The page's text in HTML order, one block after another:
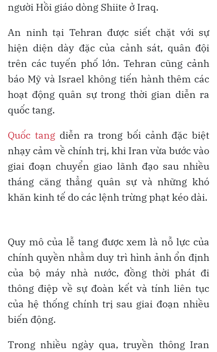
người Hồi giáo dòng Shiite ở Iraq.
An ninh tại Tehran được siết chặt với sự
hiện diện dày đặc của cảnh sát, quân đội
trên các tuyến phố lớn. Tehran cũng cảnh
báo Mỹ và Israel không tiến hành thêm các
hoạt động quân sự trong thời gian diễn ra
quốc tang.
Quốc tangdiễn ra trong bối cảnh đặc biệt
nhạy cảm về chính trị, khi Iran vừa bước vào
giai đoạn chuyển giao lãnh đạo sau nhiều
tháng căng thẳng quân sự và những khó
khăn kinh tế do các lệnh trừng phạt kéo dài.
Quy mô của lễ tang được xem là nỗ lực của
chính quyền nhằm duy trì hình ảnh ổn định
của bộ máy nhà nước, đồng thời phát đi
thông điệp về sự đoàn kết và tính liên tục
của hệ thống chính trị sau giai đoạn nhiều
biến động.
Trong nhiều ngày qua, truyền thông Iran